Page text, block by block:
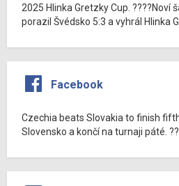
2025 Hlinka Gretzky Cup. ????Noví
porazil Švédsko 5:3 a vyhrál Hlinka
Facebook
Czechia beats Slovakia to finish
Slovensko a končí na turnaji páté.